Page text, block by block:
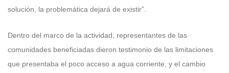
solución, la problemática dejará de existir”.
Dentro del marco de la actividad, representantes de las
comunidades beneficiadas dieron testimonio de las limitaciones
que presentaba el poco acceso a agua corriente, y el cambio